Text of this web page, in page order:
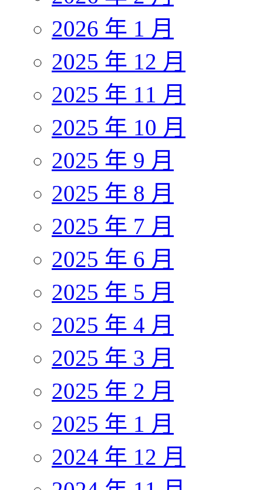
2026 年 1 月
2025 年 12 月
2025 年 11 月
2025 年 10 月
2025 年 9 月
2025 年 8 月
2025 年 7 月
2025 年 6 月
2025 年 5 月
2025 年 4 月
2025 年 3 月
2025 年 2 月
2025 年 1 月
2024 年 12 月